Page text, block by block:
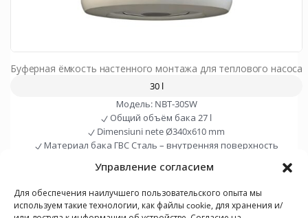
Управление согласием
Для обеспечения наилучшего пользовательского опыта мы
используем такие технологии, как файлы cookie, для хранения и/
Буферная ёмкость настенного монтажа для теплового насоса
30 l
Модель: NBT-30SW
Общий объём бака 27 l
Dimensiuni neteØ340x610 mm
Материал бака ГВС Сталь – внутренняя поверхность